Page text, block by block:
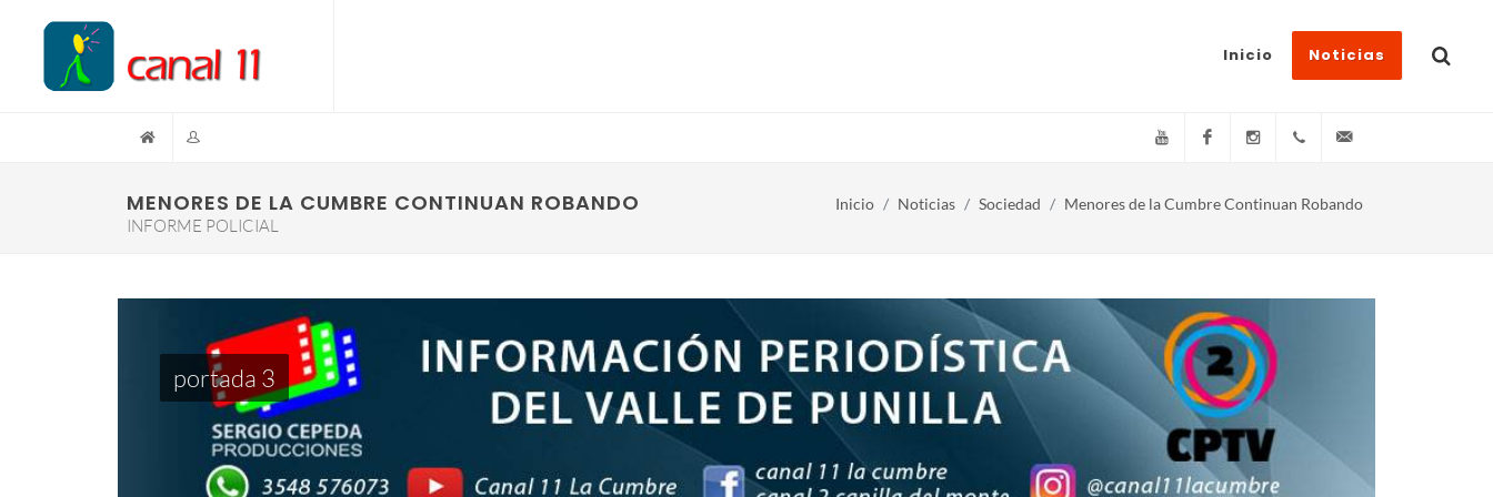
Inicio Noticias
YouTube FacebookInstagram(+54)(9)3548-576073
MENORES DE LA CUMBRE CONTINUAN ROBANDO
INFORME POLICIAL
Inicio Noticias Sociedad Menores de la Cumbre Continuan Robando
portada 3